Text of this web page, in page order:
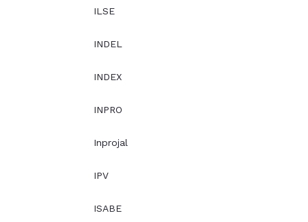
ILSE
INDEL
INDEX
INPRO
Inprojal
IPV
ISABE